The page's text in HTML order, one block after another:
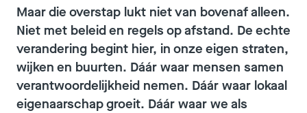
Maar die overstap lukt niet van bovenaf alleen.
Niet met beleid en regels op afstand. De echte
verandering begint hier, in onze eigen straten,
wijken en buurten. Dáár waar mensen samen
verantwoordelijkheid nemen. Dáár waar lokaal
eigenaarschap groeit. Dáár waar we als